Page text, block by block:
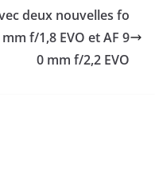
deux nouvelles fo
f/1,8 EVO et AF 9
0 mm f/2,2 EVO